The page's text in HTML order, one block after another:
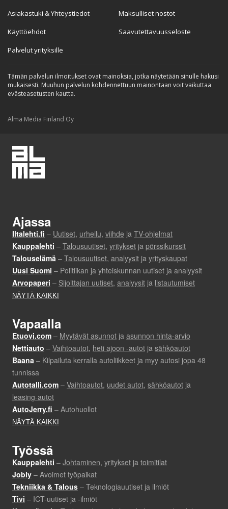
Asiakastuki & Yhteystiedot
Käyttöehdot
Palvelut yrityksille
Maksulliset nostot
Saavutettavuusseloste
Tämän palvelun ilmoitukset ovat mainoksia, jotka näytetään sinulle hakusi
mukaisesti. Muuhun palvelun kohdennettuun mainontaan voit vaikuttaa
evästeasetusten kautta.
Alma Media Finland Oy